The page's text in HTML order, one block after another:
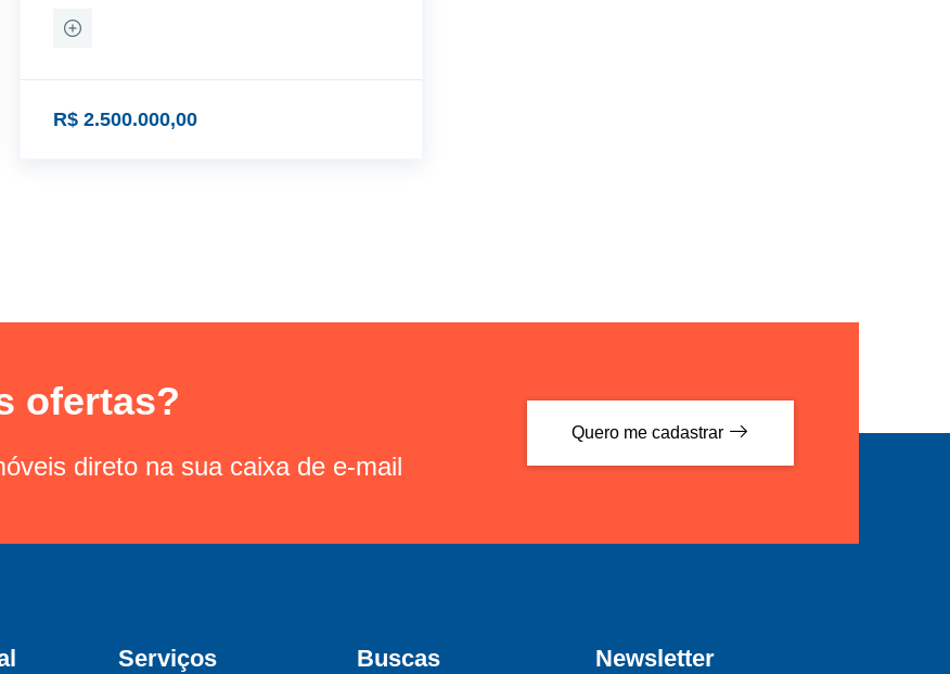
R$ 2.500.000,00
ofertas?
direto na sua caixa de e-mail
Quero me cadastrar
Serviços
Buscas
Newsletter